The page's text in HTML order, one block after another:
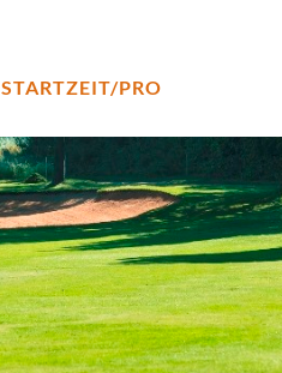
STARTZEIT/PRO